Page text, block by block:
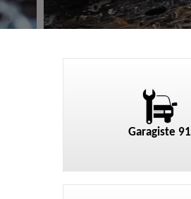
Garagiste 91